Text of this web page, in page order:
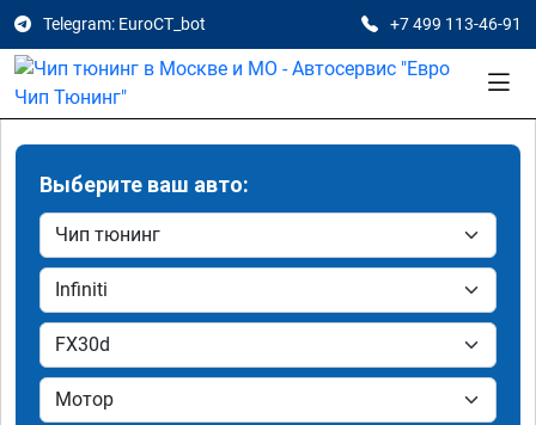
Telegram: EuroCT_bot +7 499 113-46-91
Выберите ваш авто: